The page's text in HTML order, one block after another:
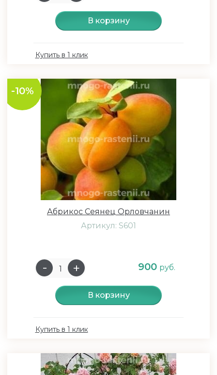
В корзину
Купить в 1 клик
-10%
Абрикос Сеянец Орловчанин
Артикул: S601
900 руб.
В корзину
Купить в 1 клик